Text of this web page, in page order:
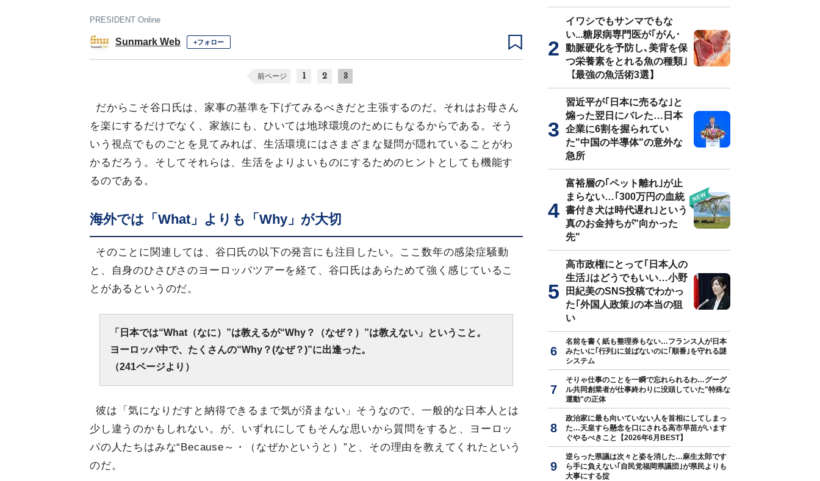
PRESIDENT Online
Sunmark Web +フォロー
前ページ 1 2 3
だからこそ谷口氏は、家事の基準を下げてみるべきだと主張するのだ。それはお母さん
を楽にするだけでなく、家族にも、ひいては地球環境のためにもなるからである。そう
いう視点でものごとを見てみれば、生活環境にはさまざまな疑問が隠れていることがわ
かるだろう。そしてそれらは、生活をよりよいものにするためのヒントとしても機能す
るのである。
海外では「What」よりも「Why」が大切
そのことに関連しては、谷口氏の以下の発言にも注目したい。ここ数年の感染症騒動
と、自身のひさびさのヨーロッパツアーを経て、谷口氏はあらためて強く感じているこ
とがあるというのだ。
「日本では“What（なに）”は教えるが“Why？（なぜ？）”は教えない」ということ。
ヨーロッパ中で、たくさんの“Why？(なぜ？)”に出逢った。
（241ページより）
彼は「気になりだすと納得できるまで気が済まない」そうなので、一般的な日本人とは
少し違うのかもしれない。が、いずれにしてもそんな思いから質問をすると、ヨーロッ
パの人たちはみな“Because～・（なぜかというと）”と、その理由を教えてくれたという
のだ。
イワシでもサンマでもな
い...糖尿病専門医が｢がん･
動脈硬化を予防し､美背を保
つ栄養素をとれる魚の種類｣
【最強の魚活術3選】
習近平が｢日本に売るな｣と
煽った翌日にバレた…日本
企業に6割を握られてい
た"中国の半導体"の意外な
急所
富裕層の｢ペット離れ｣が止
まらない…｢300万円の血統
書付き犬は時代遅れ｣という
真のお金持ちが"向かった
先"
高市政権にとって｢日本人の
生活｣はどうでもいい…小野
田紀美のSNS投稿でわかっ
た｢外国人政策｣の本当の狙
い
名前を書く紙も整理券もない…フランス人が日本
みたいに｢行列｣に並ばないのに｢順番｣を守れる謎
システム
そりゃ仕事のことを一瞬で忘れられるわ…グーグ
ル共同創業者が仕事終わりに没頭していた"特殊な
運動"の正体
政治家に最も向いていない人を首相にしてしまっ
た…天皇すら懸念を口にされる高市早苗がいます
ぐやるべきこと【2026年6月BEST】
逆らった県議は次々と姿を消した…麻生太郎です
ら手に負えない｢自民党福岡県議団｣が県民よりも
大事にする掟